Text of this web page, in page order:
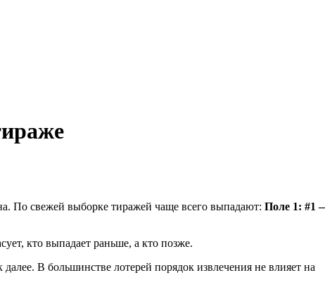
По свежей выборке тиражей чаще всего выпадают: Поле 1: #1
кто выпадает раньше, а кто позже.
В большинстве лотерей порядок извлечения не влияет на